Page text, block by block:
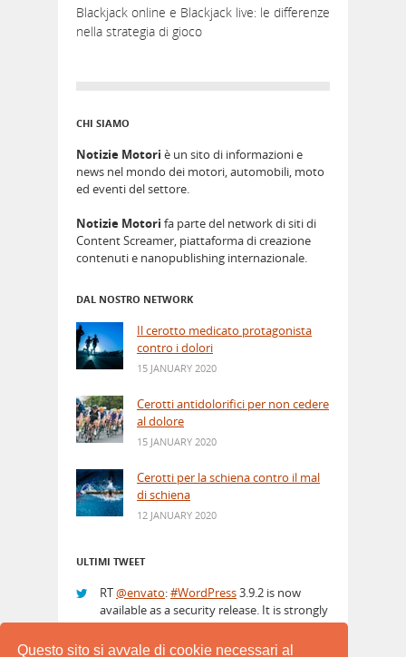
Questo sito si avvale di cookie necessari al
Blackjack online e Blackjack live: le differenze
nella strategia di gioco
CHI SIAMO
Notizie Motori è un sito di informazioni e
news nel mondo dei motori, automobili, moto
ed eventi del settore.
Notizie Motori fa parte del network di siti di
Content Screamer, piattaforma di creazione
contenuti e nanopublishing internazionale.
DAL NOSTRO NETWORK
Il cerotto medicato protagonista
contro i dolori
15 JANUARY 2020
Cerotti antidolorifici per non cedere
al dolore
15 JANUARY 2020
Cerotti per la schiena contro il mal
di schiena
12 JANUARY 2020
ULTIMI TWEET
RT@envato:#WordPress3.9.2 is now
available as a security release. It is strongly
advised to update immediately.
http://t.co/PPcIPyrkZz 3 hours ago